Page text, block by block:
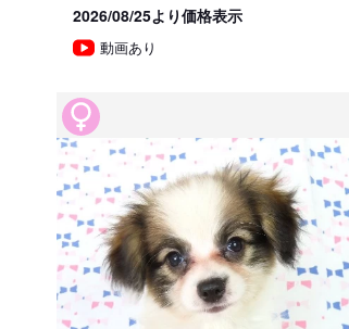
2026/08/25より価格表示
動画あり